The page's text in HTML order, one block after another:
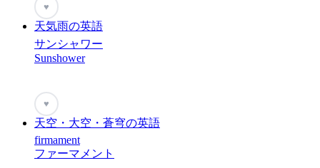
♥
天気雨の英語
サンシャワー
Sunshower
♥
天空・大空・蒼穹の英語
firmament
ファーマメント